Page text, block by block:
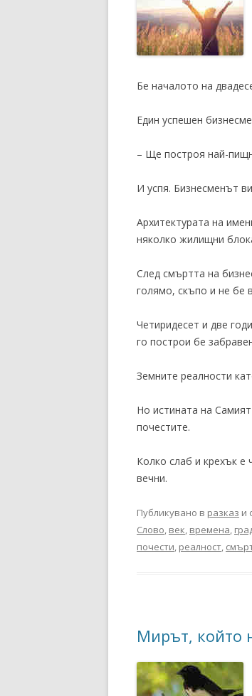
Бе началото на
Един успешен
– Ще построя най-
И успя. Бизнесменът
Архитектурата на
няколко жилищни
След смъртта на
голямо, скъпо и не бе
Четиридесет и две
го построи бе
Земните реалности
Но истината на
почестите.
Колко слаб и крехък
вечни.
Публикувано в разказ и
Слово, век, времена,
почести, реалност,
Мирът, който